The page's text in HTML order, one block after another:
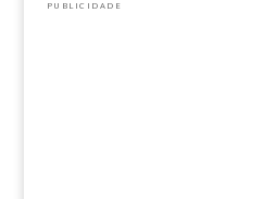
PUBLICIDADE